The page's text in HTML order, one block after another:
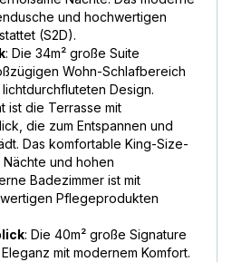
und hochwertigen
(S2D).
: Die 34m² große Suite
Wohn-Schlafbereich
Design.
ist die Terrasse mit
die zum Entspannen und
Das komfortable King-Size-
und hohen
Badezimmer ist mit
Pflegeprodukten
: Die 40m² große Signature
mit modernem Komfort.